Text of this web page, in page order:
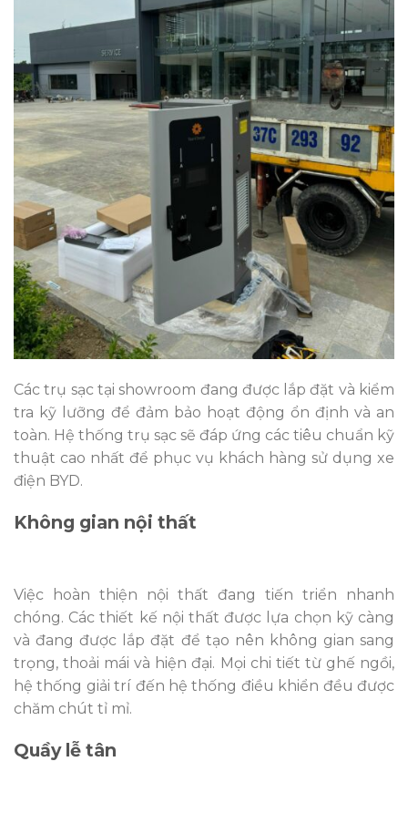
Các trụ sạc tại showroom đang được lắp đặt và kiểm
tra kỹ lưỡng để đảm bảo hoạt động ổn định và an
toàn. Hệ thống trụ sạc sẽ đáp ứng các tiêu chuẩn kỹ
thuật cao nhất để phục vụ khách hàng sử dụng xe
điện BYD.
Không gian nội thất
Việc hoàn thiện nội thất đang tiến triển nhanh
chóng. Các thiết kế nội thất được lựa chọn kỹ càng
và đang được lắp đặt để tạo nên không gian sang
trọng, thoải mái và hiện đại. Mọi chi tiết từ ghế ngồi,
hệ thống giải trí đến hệ thống điều khiển đều được
chăm chút tỉ mỉ.
Quầy lễ tân